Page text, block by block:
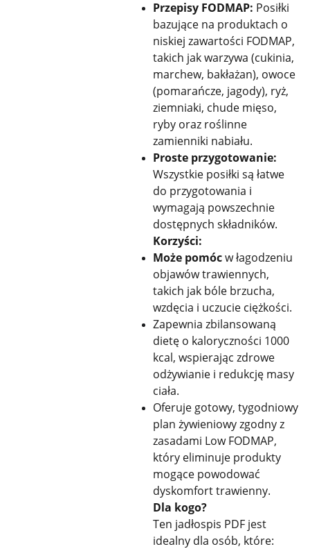
Przepisy FODMAP: Posiłki
bazujące na produktach o
niskiej zawartości FODMAP,
takich jak warzywa (cukinia,
marchew, bakłażan), owoce
(pomarańcze, jagody), ryż,
ziemniaki, chude mięso,
ryby oraz roślinne
zamienniki nabiału.
Proste przygotowanie:
Wszystkie posiłki są łatwe
do przygotowania i
wymagają powszechnie
dostępnych składników.
Korzyści:
Może pomócw łagodzeniu
objawów trawiennych,
takich jak bóle brzucha,
wzdęcia i uczucie ciężkości.
Zapewnia zbilansowaną
dietę o kaloryczności 1000
kcal, wspierając zdrowe
odżywianie i redukcję masy
ciała.
Oferuje gotowy, tygodniowy
plan żywieniowy zgodny z
zasadami Low FODMAP,
który eliminuje produkty
mogące powodować
dyskomfort trawienny.
Dla kogo?
Ten jadłospis PDF jest
idealny dla osób, które: